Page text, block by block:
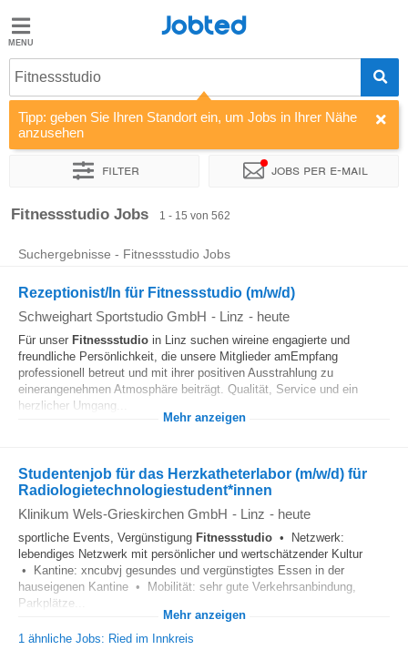
Jobted
Jobs
Gehalt
Jobted
Fitnessstudio
Tipp: geben Sie Ihren Standort ein, um Jobs in Ihrer Nähe
anzusehen
Filter Jobs per e-mail
Sortieren nach Unternehmen
Fitnessstudio Jobs 1 - 15 von 562
Suchergebnisse - Fitnessstudio Jobs
Rezeptionist/In für Fitnessstudio (m/w/d)
Schweighart Sportstudio GmbH - Linz - heute
Für unser Fitnessstudio in Linz suchen wireine engagierte und
freundliche Persönlichkeit, die unsere Mitglieder amEmpfang
professionell betreut und mit ihrer positiven Ausstrahlung zu
einerangenehmen Atmosphäre beiträgt. Qualität, Service und ein
herzlicher Umgang...
Mehr anzeigen
Studentenjob für das Herzkatheterlabor (m/w/d) für
Radiologietechnologiestudent*innen
Klinikum Wels-Grieskirchen GmbH - Linz - heute
sportliche Events, Vergünstigung Fitnessstudio • Netzwerk:
lebendiges Netzwerk mit persönlicher und wertschätzender Kultur
• Kantine: xncubvj gesundes und vergünstigtes Essen in der
hauseigenen Kantine • Mobilität: sehr gute Verkehrsanbindung,
Parkplätze...
Mehr anzeigen
1 ähnliche Jobs: Ried im Innkreis